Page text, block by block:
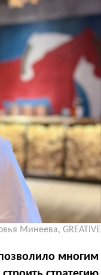
Минеева, GREATIVE
многим